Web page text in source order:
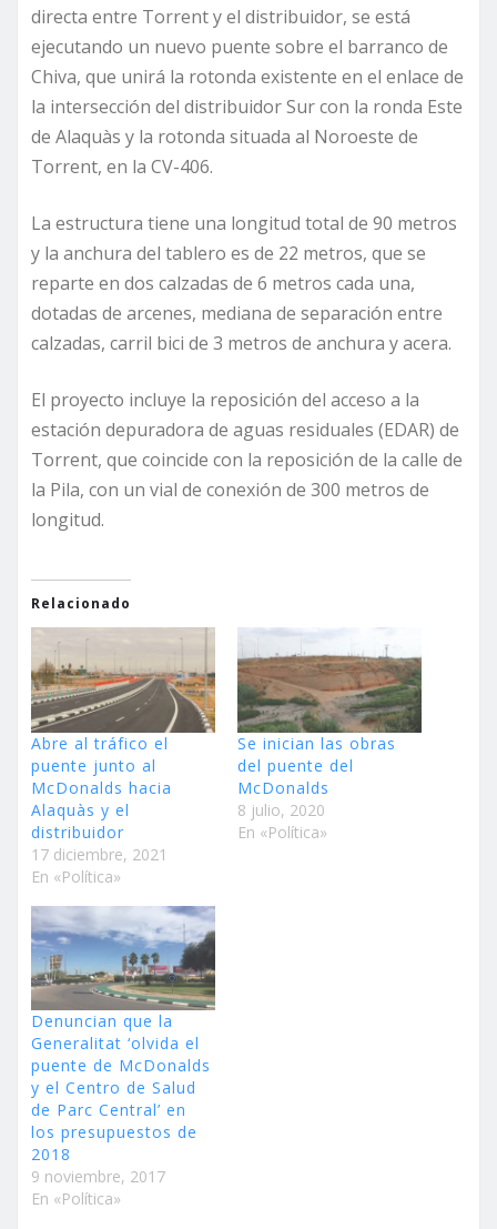
directa entre Torrent y el distribuidor, se está
ejecutando un nuevo puente sobre el barranco de
Chiva, que unirá la rotonda existente en el enlace de
la intersección del distribuidor Sur con la ronda Este
de Alaquàs y la rotonda situada al Noroeste de
Torrent, en la CV-406.
La estructura tiene una longitud total de 90 metros
y la anchura del tablero es de 22 metros, que se
reparte en dos calzadas de 6 metros cada una,
dotadas de arcenes, mediana de separación entre
calzadas, carril bici de 3 metros de anchura y acera.
El proyecto incluye la reposición del acceso a la
estación depuradora de aguas residuales (EDAR) de
Torrent, que coincide con la reposición de la calle de
la Pila, con un vial de conexión de 300 metros de
longitud.
Relacionado
Abre al tráfico el
puente junto al
McDonalds hacia
Alaquàs y el
distribuidor
17 diciembre, 2021
En «Política»
Se inician las obras
del puente del
McDonalds
8 julio, 2020
En «Política»
Denuncian que la
Generalitat ‘olvida el
puente de McDonalds
y el Centro de Salud
de Parc Central’ en
los presupuestos de
2018
9 noviembre, 2017
En «Política»